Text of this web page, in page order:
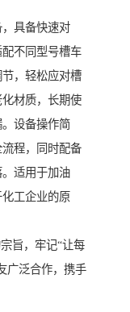
具备快速对
不同型号槽车
，轻松应对槽
材质，长期使
设备操作简
程，同时配备
适用于加油
工企业的原
旨，牢记“让每
广泛合作，携手